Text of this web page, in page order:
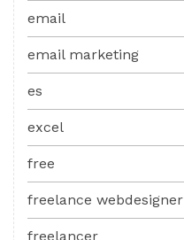
email
email marketing
es
excel
free
freelance webdesigner
freelancer